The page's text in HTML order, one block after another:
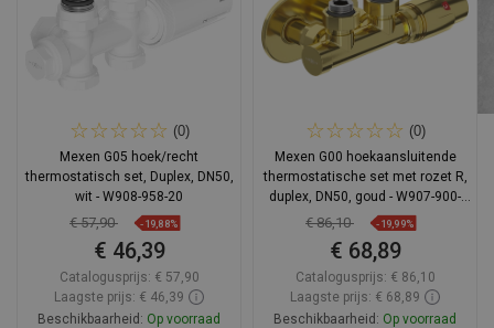
(0)
Mexen G05 hoek/recht
thermostatisch set, Duplex, DN50,
wit - W908-958-20
€ 57,90 -19,88%
€ 46,39
Catalogusprijs: € 57,90
Laagste prijs: € 46,39
Beschikbaarheid: Op voorraad
(0)
Mexen G00 hoekaansluitende
thermostatische set met rozet R,
duplex, DN50, goud - W907-900-
905-50
€ 86,10 -19,99%
€ 68,89
Catalogusprijs: € 86,10
Laagste prijs: € 68,89
Beschikbaarheid: Op voorraad